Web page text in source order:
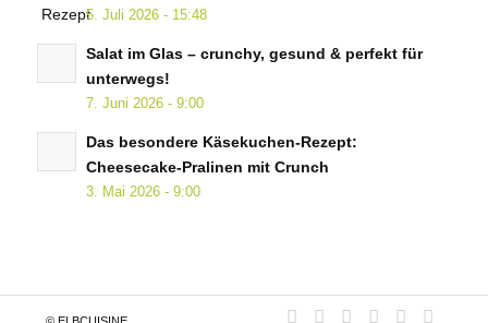
5. Juli 2026 - 15:48
Salat im Glas – crunchy, gesund & perfekt für
unterwegs!
7. Juni 2026 - 9:00
Das besondere Käsekuchen-Rezept:
Cheesecake-Pralinen mit Crunch
3. Mai 2026 - 9:00
© ELBCUISINE